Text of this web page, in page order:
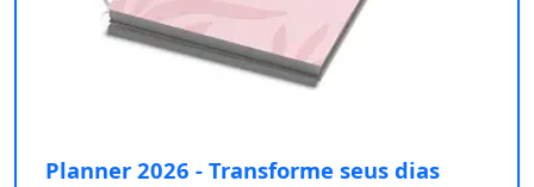
Planner 2026 - Transforme seus dias